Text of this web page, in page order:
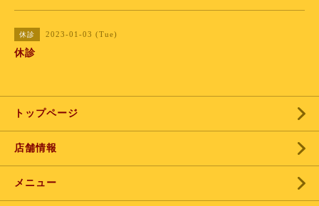
休診 2023-01-03 (Tue)
休診
トップページ
店舗情報
メニュー